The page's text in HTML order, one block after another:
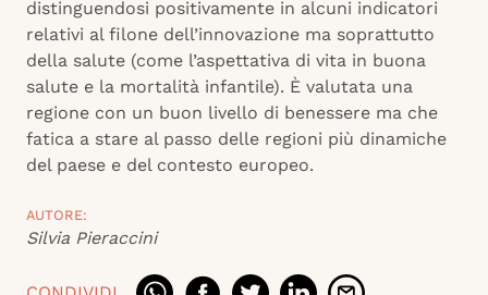
distinguendosi positivamente in alcuni indicatori
relativi al filone dell’innovazione ma soprattutto
della salute (come l’aspettativa di vita in buona
salute e la mortalità infantile). È valutata una
regione con un buon livello di benessere ma che
fatica a stare al passo delle regioni più dinamiche
del paese e del contesto europeo.
AUTORE:
Silvia Pieraccini